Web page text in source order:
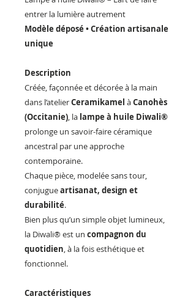
entrer la lumière autrement
Modèle déposé • Création artisanale
unique
Description
Créée, façonnée et décorée à la main
dans l’atelierCeramikamel àCanohès
(Occitanie), la lampe à huile Diwali®
prolonge un savoir-faire céramique
ancestral par une approche
contemporaine.
Chaque pièce, modelée sans tour,
conjugueartisanat, design et
durabilité.
Bien plus qu’un simple objet lumineux,
la Diwali® est un compagnon du
quotidien, à la fois esthétique et
fonctionnel.
Caractéristiques